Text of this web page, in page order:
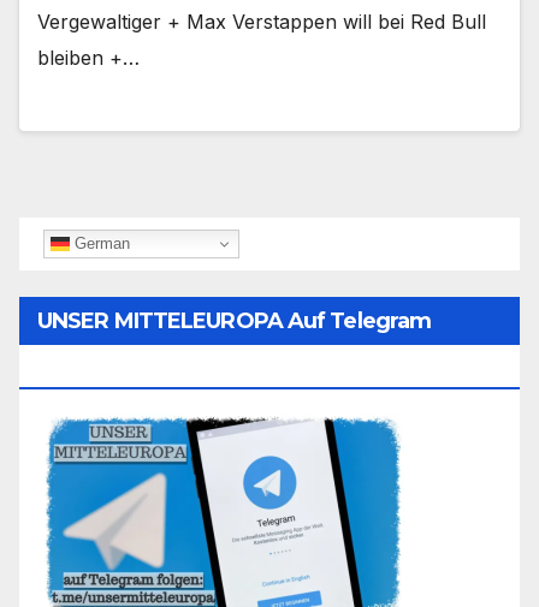
Vergewaltiger + Max Verstappen will bei Red Bull
bleiben +…
German
UNSER MITTELEUROPA Auf Telegram